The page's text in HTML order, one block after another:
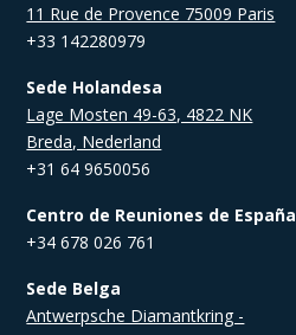
11 Rue de Provence 75009 Paris
+33 142280979
Sede Holandesa
Lage Mosten 49-63, 4822 NK
Breda, Nederland
+31 64 9650056
Centro de Reuniones de España
+34 678 026 761
Sede Belga
Antwerpsche Diamantkring -